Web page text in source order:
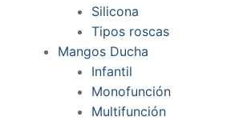
Silicona
Tipos roscas
Mangos Ducha
Infantil
Monofunción
Multifunción